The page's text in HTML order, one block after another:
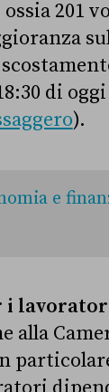
201
di
).
e
i
alla